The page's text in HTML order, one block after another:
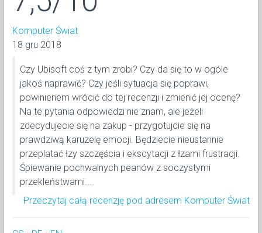
Komputer Świat
18 gru 2018
Czy Ubisoft coś z tym zrobi? Czy da się to w ogóle
jakoś naprawić? Czy jeśli sytuacja się poprawi,
powinienem wrócić do tej recenzji i zmienić jej ocenę?
Na te pytania odpowiedzi nie znam, ale jeżeli
zdecydujecie się na zakup - przygotujcie się na
prawdziwą karuzelę emocji. Będziecie nieustannie
przeplatać łzy szczęścia i ekscytacji z łzami frustracji.
Śpiewanie pochwalnych peanów z soczystymi
przekleństwami....
Przeczytaj całą recenzję pod adresem Komputer Świat